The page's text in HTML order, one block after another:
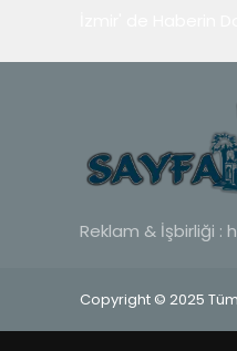
Reklam & İşbirliği :
Copyright © 2025 Tüm